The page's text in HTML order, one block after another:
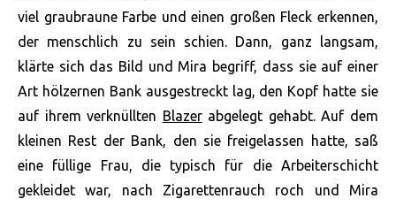
viel graubraune Farbe und einen großen Fleck erkennen,
der menschlich zu sein schien. Dann, ganz langsam,
klärte sich das Bild und Mira begriff, dass sie auf einer
Art hölzernen Bank ausgestreckt lag, den Kopf hatte sie
auf ihrem verknüllten Blazerabgelegt gehabt. Auf dem
kleinen Rest der Bank, den sie freigelassen hatte, saß
eine füllige Frau, die typisch für die Arbeiterschicht
gekleidet war, nach Zigarettenrauch roch und Mira